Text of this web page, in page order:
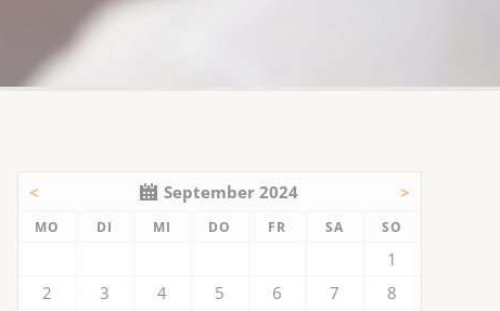
< September 2024 >
MO NTAGDI ENSTAG
MI TTWOCH
DO NNERSTAG
FR EITAGSA MSTAGSO
1
2
3 4 5 6 7
8